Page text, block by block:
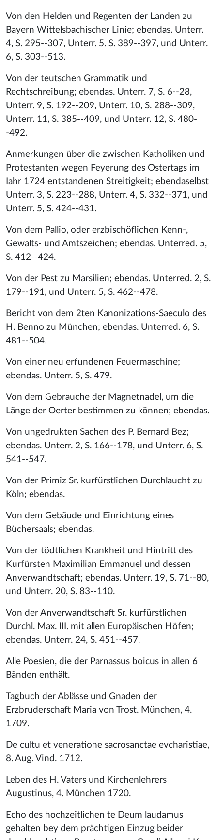
Von den Helden und Regenten der Landen zu
Bayern Wittelsbachischer Linie; ebendas. Unterr.
4, S. 295--307, Unterr. 5. S. 389--397, und Unterr.
6, S. 303--513.
Von der teutschen Grammatik und
Rechtschreibung; ebendas. Unterr. 7, S. 6--28,
Unterr. 9, S. 192--209, Unterr. 10, S. 288--309,
Unterr. 11, S. 385--409, und Unterr. 12, S. 480-
-492.
Anmerkungen über die zwischen Katholiken und
Protestanten wegen Feyerung des Ostertags im
Iahr 1724 entstandenen Streitigkeit; ebendaselbst
Unterr. 3, S. 223--288, Unterr. 4, S. 332--371, und
Unterr. 5, S. 424--431.
Von dem Pallio, oder erzbischöflichen Kenn-,
Gewalts- und Amtszeichen; ebendas. Unterred. 5,
S. 412--424.
Von der Pest zu Marsilien; ebendas. Unterred. 2, S.
179--191, und Unterr. 5, S. 462--478.
Bericht von dem 2ten Kanonizations-Saeculo des
H. Benno zu München; ebendas. Unterred. 6, S.
481--504.
Von einer neu erfundenen Feuermaschine;
ebendas. Unterr. 5, S. 479.
Von dem Gebrauche der Magnetnadel, um die
Länge der Oerter bestimmen zu können; ebendas.
Von ungedrukten Sachen des P. Bernard Bez;
ebendas. Unterr. 2, S. 166--178, und Unterr. 6, S.
541--547.
Von der Primiz Sr. kurfürstlichen Durchlaucht zu
Köln; ebendas.
Von dem Gebäude und Einrichtung eines
Büchersaals; ebendas.
Von der tödtlichen Krankheit und Hintritt des
Kurfürsten Maximilian Emmanuel und dessen
Anverwandtschaft; ebendas. Unterr. 19, S. 71--80,
und Unterr. 20, S. 83--110.
Von der Anverwandtschaft Sr. kurfürstlichen
Durchl. Max. III. mit allen Europäischen Höfen;
ebendas. Unterr. 24, S. 451--457.
Alle Poesien, die der Parnassus boicus in allen 6
Bänden enthält.
Tagbuch der Ablässe und Gnaden der
Erzbruderschaft Maria von Trost. München, 4.
1709.
De cultu et veneratione sacrosanctae evcharistiae,
8. Aug. Vind. 1712.
Leben des H. Vaters und Kirchenlehrers
Augustinus, 4. München 1720.
Echo des hochzeitlichen te Deum laudamus
gehalten bey dem prächtigen Einzug beider